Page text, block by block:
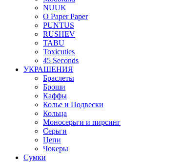
NUUK
O Paper Paper
PUNTUS
RUSHEV
TABU
Toxicuties
45 Seconds
УКРАШЕНИЯ
Браслеты
Броши
Каффы
Колье и Подвески
Кольца
Моносерьги и пирсинг
Серьги
Цепи
Чокеры
Сумки